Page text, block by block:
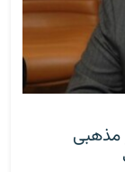
مذهبی